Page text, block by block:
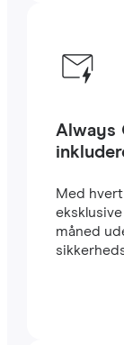
Always
Med
måned